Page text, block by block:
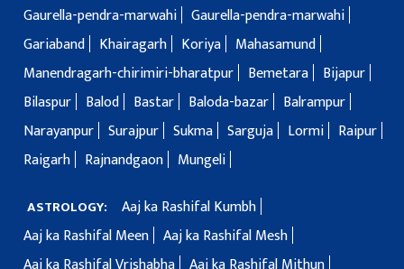
Gaurella-pendra-marwahi Gaurella-pendra-marwahi
Gariaband
Khairagarh Koriya
Mahasamund
Manendragarh-chirimiri-bharatpur
Bemetara
Bijapur
Bilaspur
Balod Bastar Baloda-bazar
Balrampur
Narayanpur Surajpur Sukma Sarguja Lormi
Raipur
Raigarh
Rajnandgaon Mungeli
ASTROLOGY:
Aaj ka Rashifal Kumbh
Aaj ka Rashifal Meen Aaj ka Rashifal Mesh